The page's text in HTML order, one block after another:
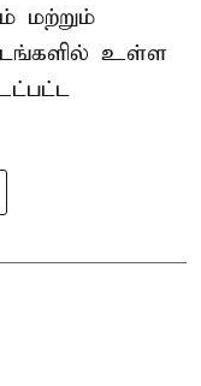
மற்றும்
உள்ள